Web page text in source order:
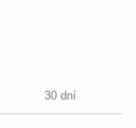
30 dní